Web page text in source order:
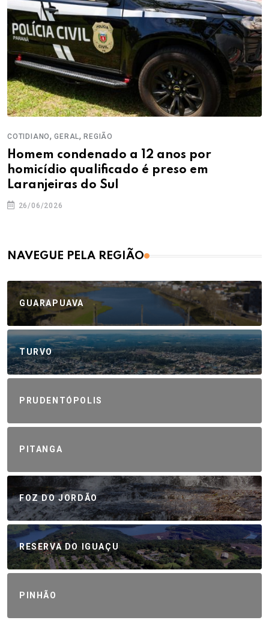
COTIDIANO,GERAL,REGIÃO
Homem condenado a 12 anos por
homicídio qualificado é preso em
Laranjeiras do Sul
26/06/2026
NAVEGUE PELA REGIÃO
GUARAPUAVA
TURVO
PRUDENTÓPOLIS
PITANGA
FOZ DO JORDÃO
RESERVA DO IGUAÇU
PINHÃO